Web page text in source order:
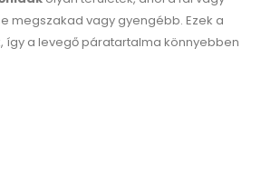
megszakad vagy gyengébb. Ezek a
így a levegő páratartalma könnyebben